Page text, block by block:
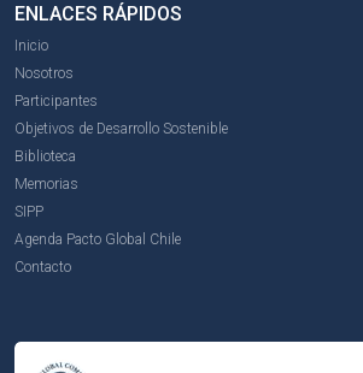
ENLACES RÁPIDOS
Inicio
Nosotros
Participantes
Objetivos de Desarrollo Sostenible
Biblioteca
Memorias
SIPP
Agenda Pacto Global Chile
Contacto